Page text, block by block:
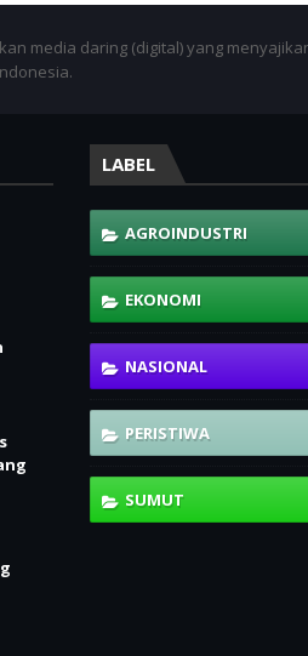
media daring (digital) yang
LABEL
AGROINDUSTRI
EKONOMI
NASIONAL
PERISTIWA
SUMUT